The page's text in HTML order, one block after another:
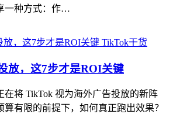
一种方式：作…
TikTok干货
放，这7步才是ROI关键
在将 TikTok 视为海外广告投放的新阵
算有限的前提下，如何真正跑出效果？